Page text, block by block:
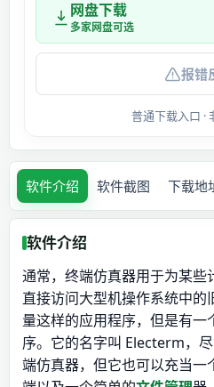
网盘下载
多家网盘可选
报错
普通下载入口 ·
软件介绍 软件截图 下载地
软件介绍
通常，终端仿真器用于为某
直接访问大型机操作系统中的
量这样的应用程序，但是有一
序。它的名字叫 Electerm，
端仿真器，但它也可以充当一